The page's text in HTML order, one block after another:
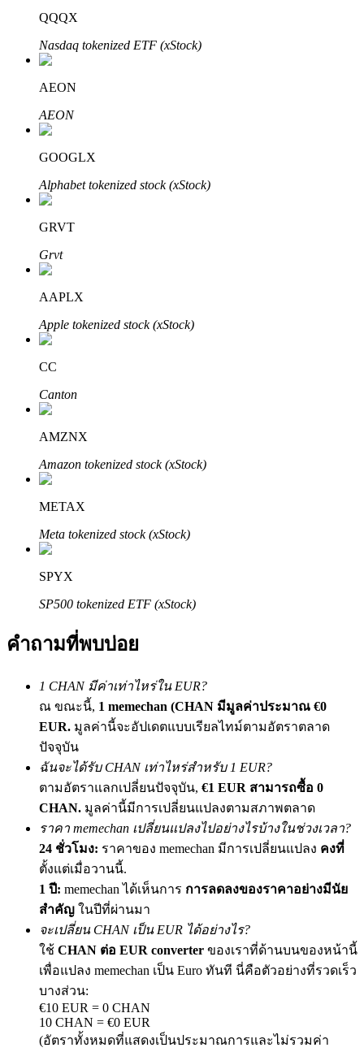
เรียนรู้ Staking
เรียนรู้เกี่ยวกับการสร้างรายได้แบบพาสซีฟ
Bitrue AI
พันธมิตร Bitrue
พันธมิตร Bitrue
เชิญเพื่อนเพื่อรับรางวัลเงินสด
Deposit CASHCAT & Win
Deposit CASHCAT & Win
Share 500000 CASHCAT prize pool
Exclusive for BitMart Users
QQQX
Nasdaq tokenized ETF (xStock)
AEON
AEON
GOOGLX
Alphabet tokenized stock (xStock)
GRVT
Grvt
AAPLX
Apple tokenized stock (xStock)
CC
Canton
AMZNX
Amazon tokenized stock (xStock)
METAX
Meta tokenized stock (xStock)
SPYX
SP500 tokenized ETF (xStock)
คำถามที่พบบ่อย
1 CHAN มีค่าเท่าไหร่ใน EUR?
ณ ขณะนี้, 1 memechan (CHAN มีมูลค่าประมาณ €0
EUR. มูลค่านี้จะอัปเดตแบบเรียลไทม์ตามอัตราตลาด
ปัจจุบัน
ฉันจะได้รับ CHAN เท่าไหร่สำหรับ 1 EUR?
ตามอัตราแลกเปลี่ยนปัจจุบัน, €1 EUR สามารถซื้อ 0
CHAN. มูลค่านี้มีการเปลี่ยนแปลงตามสภาพตลาด
ราคา memechan เปลี่ยนแปลงไปอย่างไรบ้างในช่วงเวลา?
24 ชั่วโมง: ราคาของ memechan มีการเปลี่ยนแปลง คงที่
ตั้งแต่เมื่อวานนี้.
1 ปี: memechan ได้เห็นการ การลดลงของราคาอย่างมีนัย
สำคัญ ในปีที่ผ่านมา
จะเปลี่ยน CHAN เป็น EUR ได้อย่างไร?
ใช้ CHAN ต่อ EUR converter ของเราที่ด้านบนของหน้านี้
เพื่อแปลง memechan เป็น Euro ทันที นี่คือตัวอย่างที่รวดเร็ว
บางส่วน:
€10 EUR = 0 CHAN
10 CHAN = €0 EUR
(อัตราทั้งหมดที่แสดงเป็นประมาณการและไม่รวมค่า